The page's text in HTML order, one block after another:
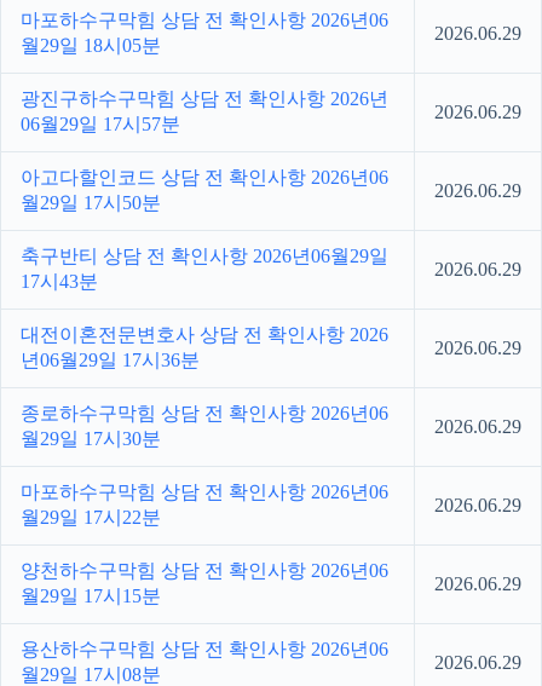
마포하수구막힘 상담 전 확인사항 2026년06
월29일 18시05분
2026.06.29
광진구하수구막힘 상담 전 확인사항 2026년
06월29일 17시57분
2026.06.29
아고다할인코드 상담 전 확인사항 2026년06
월29일 17시50분
2026.06.29
축구반티 상담 전 확인사항 2026년06월29일
17시43분
2026.06.29
대전이혼전문변호사 상담 전 확인사항 2026
년06월29일 17시36분
2026.06.29
종로하수구막힘 상담 전 확인사항 2026년06
월29일 17시30분
2026.06.29
마포하수구막힘 상담 전 확인사항 2026년06
월29일 17시22분
2026.06.29
양천하수구막힘 상담 전 확인사항 2026년06
월29일 17시15분
2026.06.29
용산하수구막힘 상담 전 확인사항 2026년06
월29일 17시08분
2026.06.29